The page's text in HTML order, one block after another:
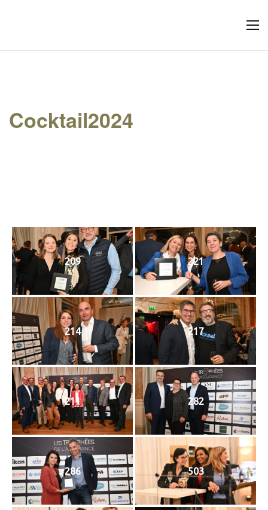
Cocktail2024
209 221
214 217
211 282
286 503